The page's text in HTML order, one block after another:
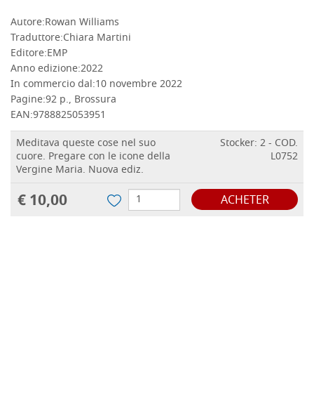
Autore:Rowan Williams
Traduttore:Chiara Martini
Editore:EMP
Anno edizione:2022
In commercio dal:10 novembre 2022
Pagine:92 p., Brossura
EAN:9788825053951
Meditava queste cose nel suo
cuore. Pregare con le icone della
Vergine Maria. Nuova ediz.
Stocker: 2 - COD.
L0752
€ 10,00 ACHETER